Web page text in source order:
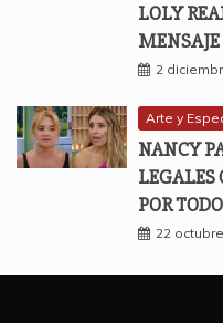
LOLY
MENSAJE
2
Arte y
NANCY
LEGALES
POR
22